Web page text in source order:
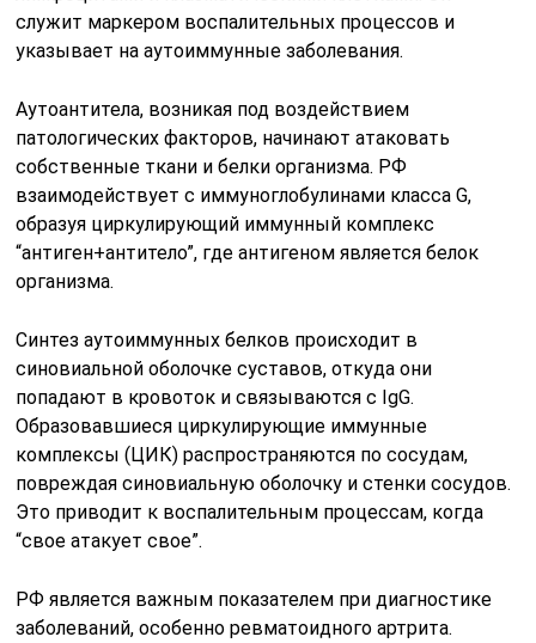
служит маркером воспалительных процессов и
указывает на аутоиммунные заболевания.
Аутоантитела, возникая под воздействием
патологических факторов, начинают атаковать
собственные ткани и белки организма. РФ
взаимодействует с иммуноглобулинами класса G,
образуя циркулирующий иммунный комплекс
“антиген+антитело”, где антигеном является белок
организма.
Синтез аутоиммунных белков происходит в
синовиальной оболочке суставов, откуда они
попадают в кровоток и связываются с IgG.
Образовавшиеся циркулирующие иммунные
комплексы (ЦИК) распространяются по сосудам,
повреждая синовиальную оболочку и стенки сосудов.
Это приводит к воспалительным процессам, когда
“свое атакует свое”.
РФ является важным показателем при диагностике
заболеваний, особенно ревматоидного артрита.